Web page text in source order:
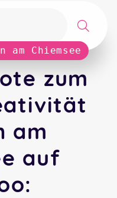
Chiemsee
zum
am
auf